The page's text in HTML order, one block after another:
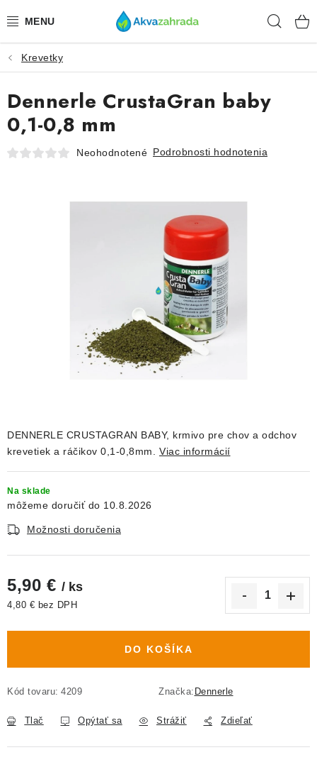
na
TECHNIKA
HNOJIVÁ
VODA
VÝPREDAJ
O nás Doprava a platba Kontakty
Blog
Moja objednávka
Krevetky
DENNERLE CRUSTAGRAN BABY, krmivo pre chov a odchov
krevetiek a ráčikov 0,1-0,8mm.
Viac informácií
Na sklade
10.8.2026
Možnosti doručenia
5,90 € / ks
4,80 € bez DPH
DO KOŠÍKA
Kód tovaru: 4209 Značka: Dennerle
Tlač Opýtať sa Strážiť Zdieľať
Dennerle CrustaGran baby
0,1-0,8 mm
Neohodnotené Podrobnosti hodnotenia